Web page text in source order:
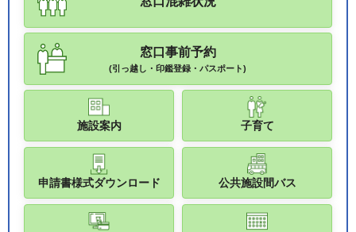
窓口事前予約
(引っ越し・印鑑登録・パスポート)
施設案内 子育て
申請書様式ダウンロード 公共施設間バス